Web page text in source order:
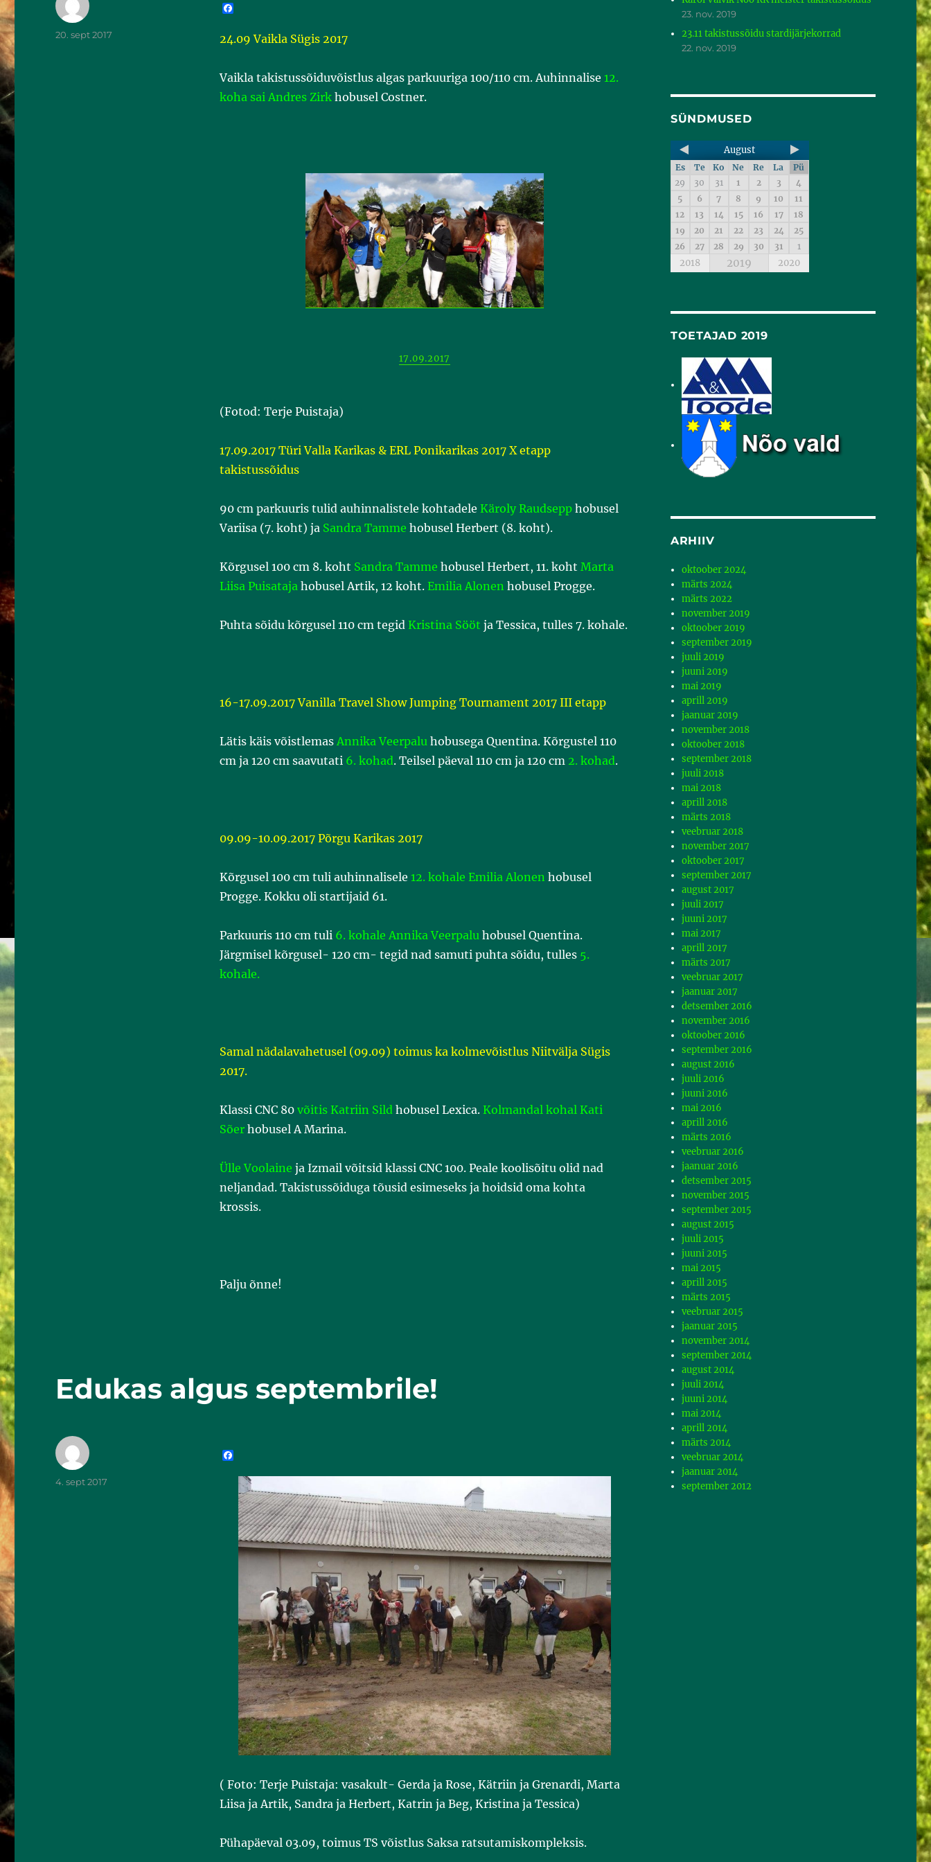
F
e
o
k
24.09 Vaikla Sügis 2017
Vaikla takistussõiduvõistlus algas parkuuriga 100/110 cm. Auhinnalise 12.
koha sai Andres Zirkhobusel Costner.
17.09.2017
(Fotod: Terje Puistaja)
17.09.2017 Türi Valla Karikas & ERL Ponikarikas 2017 X etapp
takistussõidus
90 cm parkuuris tulid auhinnalistele kohtadele Käroly Raudsepphobusel
Variisa (7. koht) ja Sandra Tamme hobusel Herbert (8. koht).
Kõrgusel 100 cm 8. koht Sandra Tamme hobusel Herbert, 11. koht Marta
Liisa Puisataja hobusel Artik, 12 koht. Emilia Alonen hobusel Progge.
Puhta sõidu kõrgusel 110 cm tegid Kristina Sööt ja Tessica, tulles 7. kohale.
16-17.09.2017 Vanilla Travel Show Jumping Tournament 2017 III etapp
Lätis käis võistlemas Annika Veerpalu hobusega Quentina. Kõrgustel 110
cm ja 120 cm saavutati 6. kohad. Teilsel päeval 110 cm ja 120 cm 2. kohad.
09.09-10.09.2017 Põrgu Karikas 2017
Kõrgusel 100 cm tuli auhinnalisele 12. kohale Emilia Alonen hobusel
Progge. Kokku oli startijaid 61.
Parkuuris 110 cm tuli 6. kohale Annika Veerpalu hobusel Quentina.
Järgmisel kõrgusel- 120 cm- tegid nad samuti puhta sõidu, tulles 5.
kohale.
Samal nädalavahetusel (09.09) toimus ka kolmevõistlus Niitvälja Sügis
2017.
Klassi CNC 80 võitis Katriin Sild hobusel Lexica. Kolmandal kohal Kati
Sõerhobusel A Marina.
Ülle Voolaine ja Izmail võitsid klassi CNC 100. Peale koolisõitu olid nad
neljandad. Takistussõiduga tõusid esimeseks ja hoidsid oma kohta
krossis.
Palju õnne!
20. sept 2017
Edukas algus septembrile!
F
c
b
o
o
k
( Foto: Terje Puistaja: vasakult- Gerda ja Rose, Kätriin ja Grenardi, Marta
Liisa ja Artik, Sandra ja Herbert, Katrin ja Beg, Kristina ja Tessica)
Pühapäeval 03.09, toimus TS võistlus Saksa ratsutamiskompleksis.
4. sept 2017
23. nov. 2019
23.11 takistussõidu stardijärjekorrad
22. nov. 2019
SÜNDMUSED
August
Es Te Ko Ne Re La
Pü
29
30 31 1 2 3
4
5
6 7 8 9 10
11
12
13 14 15 16 17
18
19
20 21 22 23 24
25
26
27 28 29 30 31 1
2018 2019 2020
TOETAJAD 2019
ARHIIV
oktoober 2024
märts 2024
märts 2022
november 2019
oktoober 2019
september 2019
juuli 2019
juuni 2019
mai 2019
aprill 2019
jaanuar 2019
november 2018
oktoober 2018
september 2018
juuli 2018
mai 2018
aprill 2018
märts 2018
veebruar 2018
november 2017
oktoober 2017
september 2017
august 2017
juuli 2017
juuni 2017
mai 2017
aprill 2017
märts 2017
veebruar 2017
jaanuar 2017
detsember 2016
november 2016
oktoober 2016
september 2016
august 2016
juuli 2016
juuni 2016
mai 2016
aprill 2016
märts 2016
veebruar 2016
jaanuar 2016
detsember 2015
november 2015
september 2015
august 2015
juuli 2015
juuni 2015
mai 2015
aprill 2015
märts 2015
veebruar 2015
jaanuar 2015
november 2014
september 2014
august 2014
juuli 2014
juuni 2014
mai 2014
aprill 2014
märts 2014
veebruar 2014
jaanuar 2014
september 2012